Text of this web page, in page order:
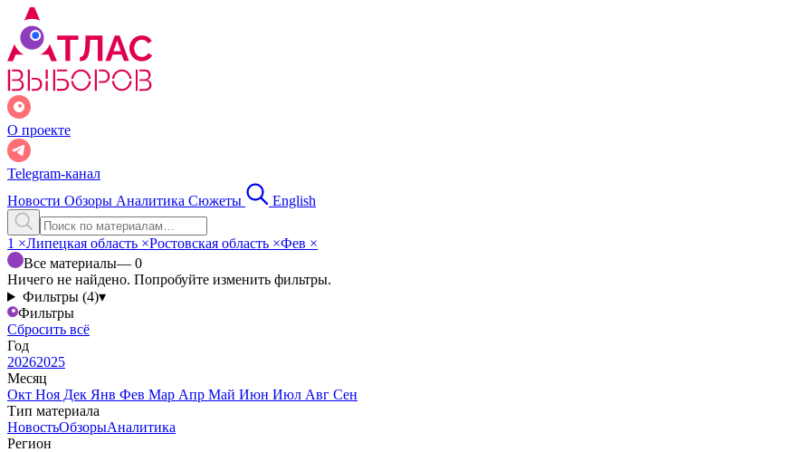
О проекте
Telegram-канал
Новости Обзоры Аналитика Сюжеты English
1 ×Липецкая область ×Ростовская область ×Фев ×
Все материалы— 0
Ничего не найдено. Попробуйте изменить фильтры.
Фильтры (4)▾
Фильтры
Сбросить всё
Год
20262025
Месяц
Окт Ноя Дек Янв Фев Мар Апр Май Июн Июл Авг Сен
Тип материала
НовостьОбзорыАналитика
Регион